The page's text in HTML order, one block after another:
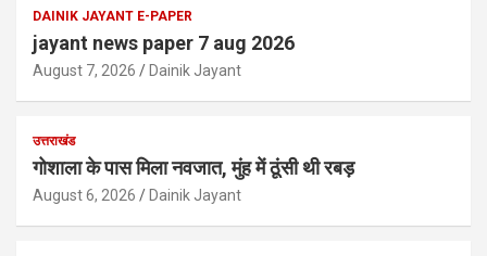
DAINIK JAYANT E-PAPER
jayant news paper 7 aug 2026
August 7, 2026 Dainik Jayant
उत्तराखंड
गोशाला के पास मिला नवजात, मुंह में ठूंसी थी रबड़
August 6, 2026 Dainik Jayant